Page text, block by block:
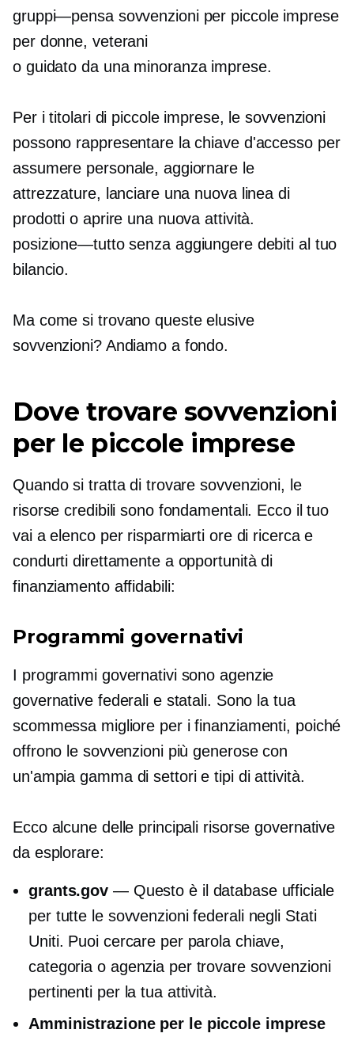
gruppi—pensasovvenzioni per piccole imprese
per donne, veterani
o guidato da una minoranzaimprese.
Per i titolari di piccole imprese, le sovvenzioni
possono rappresentare la chiave d'accesso per
assumere personale, aggiornare le
attrezzature, lanciare una nuova linea di
prodotti o aprire una nuova attività.
posizione—tuttosenza aggiungere debiti al tuo
bilancio.
Ma come si trovano queste elusive
sovvenzioni? Andiamo a fondo.
Dove trovare sovvenzioni
per le piccole imprese
Quando si tratta di trovare sovvenzioni, le
risorse credibili sono fondamentali. Ecco il tuo
vai aelenco per risparmiarti ore di ricerca e
condurti direttamente a opportunità di
finanziamento affidabili:
Programmi governativi
I programmi governativi sono agenzie
governative federali e statali. Sono la tua
scommessa migliore per i finanziamenti, poiché
offrono le sovvenzioni più generose con
un'ampia gamma di settori e tipi di attività.
Ecco alcune delle principali risorse governative
da esplorare:
grants.gov — Questo è il database ufficiale
per tutte le sovvenzioni federali negli Stati
Uniti. Puoi cercare per parola chiave,
categoria o agenzia per trovare sovvenzioni
pertinenti per la tua attività.
Amministrazione per le piccole imprese